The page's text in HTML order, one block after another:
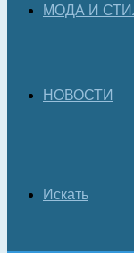
МОДА И
НОВОСТИ
Искать